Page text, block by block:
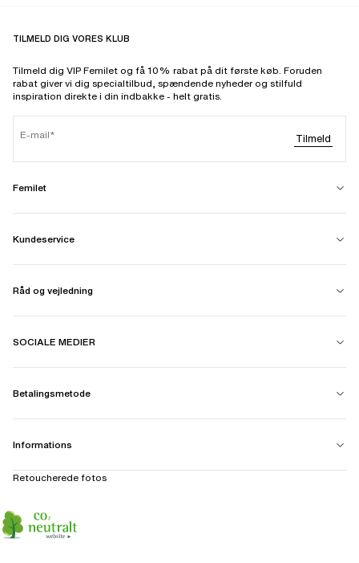
TILMELD DIG VORES KLUB
Tilmeld dig VIP Femilet og få 10% rabat på dit første køb. Foruden
rabat giver vi dig specialtilbud, spændende nyheder og stilfuld
inspiration direkte i din indbakke - helt gratis.
E-mail Tilmeld
Femilet
Kundeservice
Råd og vejledning
SOCIALE MEDIER
Betalingsmetode
Informations
Retoucherede fotos